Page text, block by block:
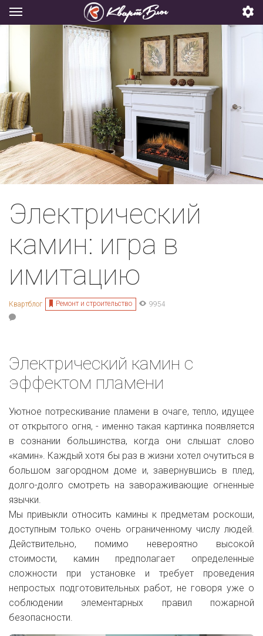
Электрический
камин: игра в
имитацию
Квартблог Ремонт и строительство 9954
Электрический камин с
эффектом пламени
Уютное потрескивание пламени в очаге, тепло, идущее
от открытого огня, - именно такая картинка появляется
в сознании большинства, когда они слышат слово
«камин». Каждый хотя бы раз в жизни хотел очутиться в
большом загородном доме и, завернувшись в плед,
долго-долго смотреть на завораживающие огненные
язычки.
Мы привыкли относить камины к предметам роскоши,
доступным только очень ограниченному числу людей.
Действительно, помимо невероятно высокой
стоимости, камин предполагает определенные
сложности при установке и требует проведения
непростых подготовительных работ, не говоря уже о
соблюдении элементарных правил пожарной
безопасности.